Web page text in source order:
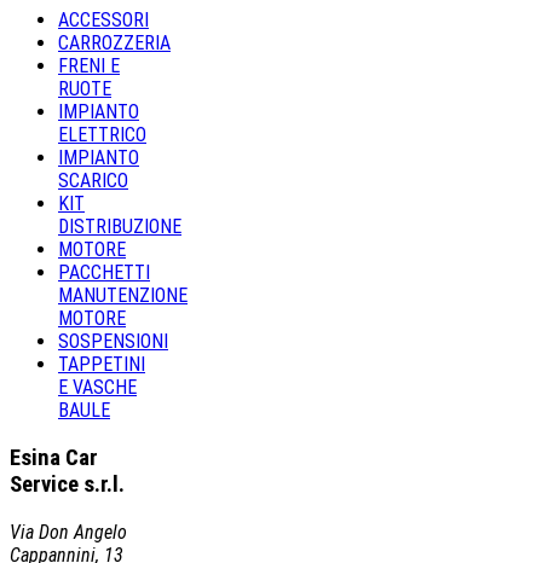
ACCESSORI
CARROZZERIA
FRENI E
RUOTE
IMPIANTO
ELETTRICO
IMPIANTO
SCARICO
KIT
DISTRIBUZIONE
MOTORE
PACCHETTI
MANUTENZIONE
MOTORE
SOSPENSIONI
TAPPETINI
E VASCHE
BAULE
Esina Car
Service s.r.l.
Via Don Angelo
Cappannini, 13